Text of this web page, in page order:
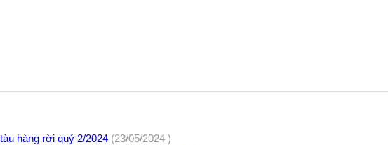
hàng rời quý 2/2024 (23/05/2024 )